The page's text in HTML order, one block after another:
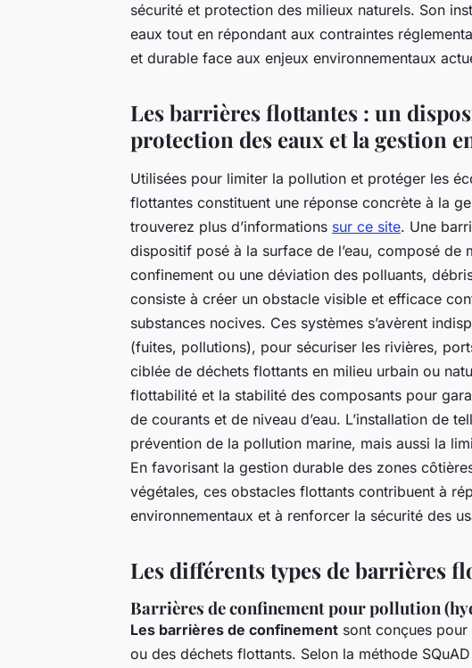
sécurité et protection des milieux naturels. Son
eaux tout en répondant aux contraintes
et durable face aux enjeux environnementaux
Les barrières flottantes : un
protection des eaux et la gestion
Utilisées pour limiter la pollution et protéger les
flottantes constituent une réponse concrète à la
trouverez plus d’informations sur ce site. Une
dispositif posé à la surface de l’eau, composé de
confinement ou une déviation des polluants,
consiste à créer un obstacle visible et efficace
substances nocives. Ces systèmes s’avèrent
(fuites, pollutions), pour sécuriser les rivières,
ciblée de déchets flottants en milieu urbain ou
flottabilité et la stabilité des composants pour
de courants et de niveau d’eau. L’installation de
prévention de la pollution marine, mais aussi la
En favorisant la gestion durable des zones
végétales, ces obstacles flottants contribuent à
environnementaux et à renforcer la sécurité des
Les différents types de barrières
Barrières de confinement pour pollution
Les barrières de confinement sont conçues
ou des déchets flottants. Selon la méthode